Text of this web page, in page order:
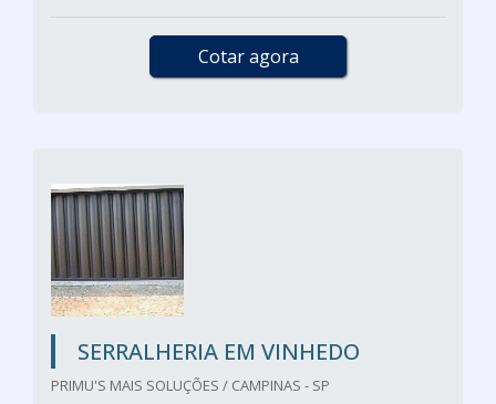
Cotar agora
SERRALHERIA EM VINHEDO
PRIMU'S MAIS SOLUÇÕES / CAMPINAS - SP